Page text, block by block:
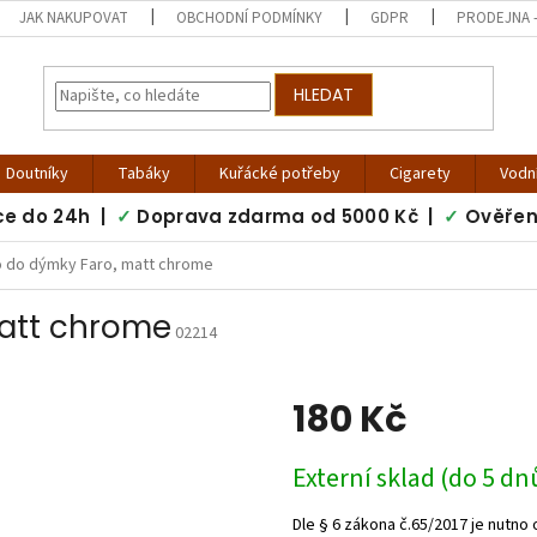
JAK NAKUPOVAT OBCHODNÍ PODMÍNKY GDPR PRODEJNA
HLEDAT
Doutníky Tabáky Kuřácké potřeby Cigarety
do 24h | ✓ Doprava zdarma od 5000 Kč | ✓
do dýmky Faro, matt chrome
chrome 02214
180 Kč
cena:
Externí sklad (do 5